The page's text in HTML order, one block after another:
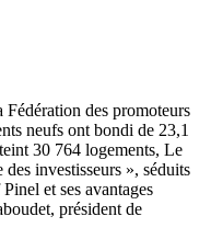
des promoteurs
neufs ont bondi de 23,1
30 764 logements, Le
investisseurs », séduits
et ses avantages
président de